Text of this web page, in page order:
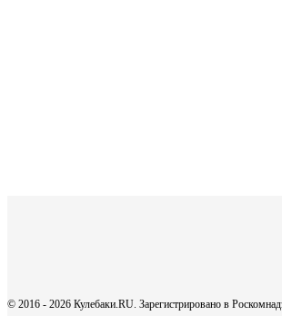
© 2016 - 2026 Кулебаки.RU. Зарегистрировано в